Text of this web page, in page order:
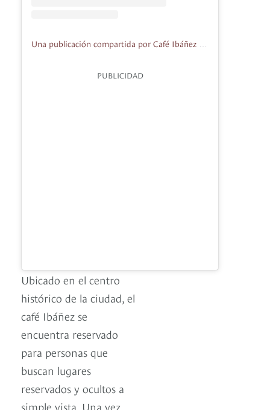
PUBLICIDAD
Ubicado en el centro
histórico de la ciudad, el
café Ibáñez se
encuentra reservado
para personas que
buscan lugares
reservados y ocultos a
simple vista. Una vez